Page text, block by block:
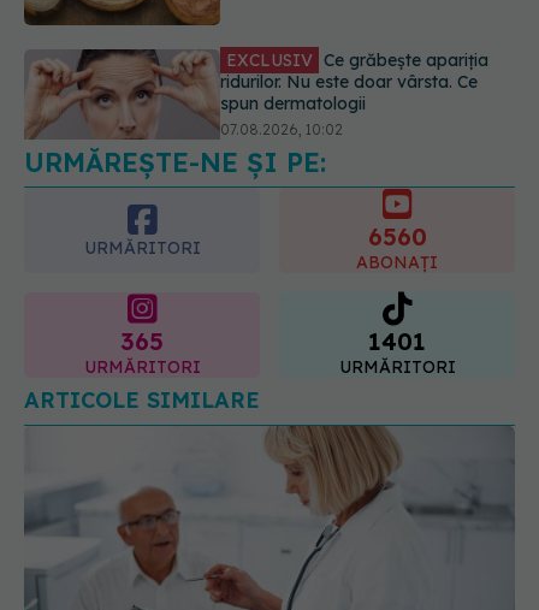
Alina Pușcău dezvăluie diagnosticul
care i-a schimbat viața: Am cancer
la sân. Am intrat în metastază
07.08.2026, 12:39
URMĂREȘTE-NE ȘI PE:
URMĂRITORI 6560
ABONAȚI
365
URMĂRITORI
1401
URMĂRITORI
ARTICOLE SIMILARE